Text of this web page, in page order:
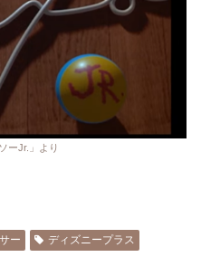
ーJr.」より
ー
ディズニープラス